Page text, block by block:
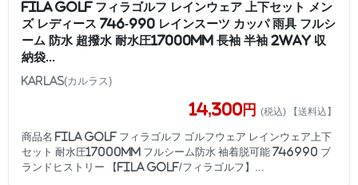
FILA GOLF フィラゴルフ レインウェア 上下セット メン
ズ レディース 746-990 レインスーツ カッパ 雨具 フルシ
ーム 防水 超撥水 耐水圧17000mm 長袖 半袖 2WAY 収
納袋...
Karlas(カルラス)
14,300円 (税込) 【送料込】
商品名 FILA GOLF フィラゴルフ ゴルフウェア レインウェア上下
セット 耐水圧17000mm フルシーム防水 袖着脱可能 746990 ブ
ランドヒストリー 【FILA GOLF/フィラゴルフ】...